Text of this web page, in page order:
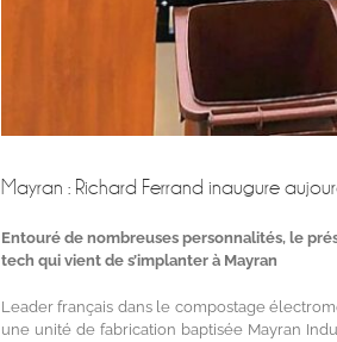
Mayran : Richard Ferrand inaugure
Entouré de nombreuses personnalités, le
tech qui vient de s’implanter à Mayran
Leader français dans le compostage
une unité de fabrication baptisée Mayran